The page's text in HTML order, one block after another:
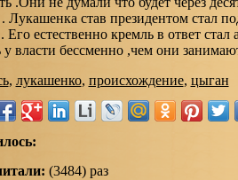
Лукашенка став президентом стал
Его естественно кремль в ответ
у власти бессменно ,чем они
, лукашенко, происхождение, цыган
(3484) раз